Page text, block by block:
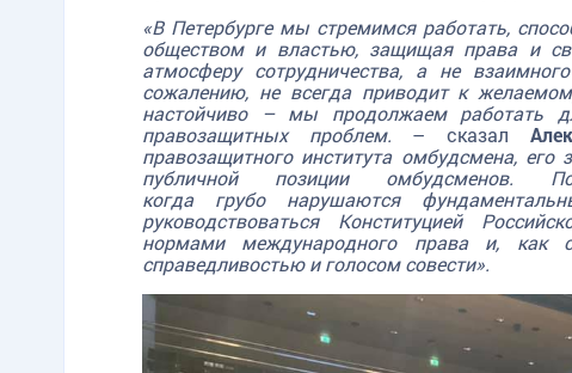
«В Петербурге мы стремимся работать,
обществом и властью, защищая права и
атмосферу сотрудничества, а не
сожалению, не всегда приводит к
настойчиво – мы продолжаем работать
правозащитных проблем. – сказал
правозащитного института омбудсмена,
публичной позиции
когда грубо нарушаются фундаме
руководствоваться Конституцией
нормами международного права и, как
справедливостью и голосом совести».